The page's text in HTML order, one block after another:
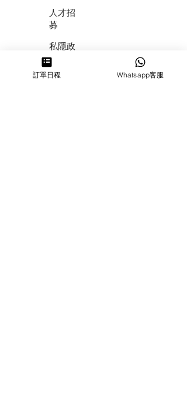
人才招
募
私隱政
策
​積分計
訂單日程 Whatsapp客服